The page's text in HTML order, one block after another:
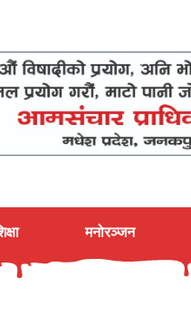
मनोरञ्जन